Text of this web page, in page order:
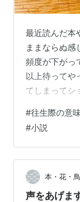
最近読んだ本
ままならぬ感
頻度が下がっ
以上待ってや
てしまってシ
公転する あの
ップ・トラッ
ァッション史
シナモンポッ
ーマニア3 ブ
愛エッセイ…
#往生際の意
#小説
本・花・
声をあげま